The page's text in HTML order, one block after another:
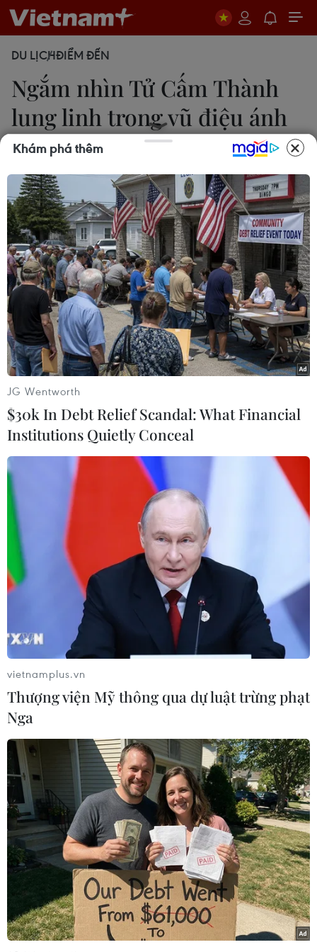
DU LỊCHĐIỂM ĐẾN
Ngắm nhìn Tử Cấm Thành
lung linh trong vũ điệu ánh
sáng
20/02/2019 22:00
Du khách thập phương có thể đắm chìm trong vũ
điệu ánh sáng của đèn lồng, đèn laser sặc sỡ lung
linh thắp sáng bầu trời đêm của Tử Cấm Thành.
Ánh sáng lung linh tại Ngọ Môn ở Tử Cấm Thành, Bắc Kinh,
Trung Quốc. (Nguồn: THX/TTXVN)
Tử Cấm Thành - khu di tích lịch sử nổi tiếng ở Bắc Kinh (Trung
Quốc) - đã lần đầu tiên mở cửa cho khách tham quan vào ban
đêm trong suốt 94 năm qua, kể từ khi nơi đây trở thành một
viện bảo tàng. (Nguồn: THX/TTXVN)
Khám phá thêm
JG Wentworth
$30k In Debt Relief Scandal: What Financial
Institutions Quietly Conceal
vietnamplus.vn
Thượng viện Mỹ thông qua dự luật trừng phạt
Nga